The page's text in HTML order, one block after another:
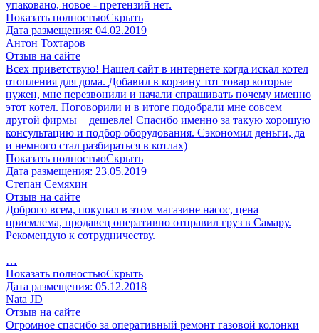
упаковано, новое - претензий нет.
Показать полностьюСкрыть
Дата размещения: 04.02.2019
Антон Тохтаров
Отзыв на сайте
Всех приветствую! Нашел сайт в интернете когда искал котел
отопления для дома. Добавил в корзину тот товар которые
нужен, мне перезвонили и начали спрашивать почему именно
этот котел. Поговорили и в итоге подобрали мне совсем
другой фирмы + дешевле! Спасибо именно за такую хорошую
консультацию и подбор оборудования. Сэкономил деньги, да
и немного стал разбираться в котлах)
Показать полностьюСкрыть
Дата размещения: 23.05.2019
Степан Семяхин
Отзыв на сайте
Доброго всем, покупал в этом магазине насос, цена
приемлема, продавец оперативно отправил груз в Самару.
Рекомендую к сотрудничеству.
…
Показать полностьюСкрыть
Дата размещения: 05.12.2018
Nata JD
Отзыв на сайте
Огромное спасибо за оперативный ремонт газовой колонки